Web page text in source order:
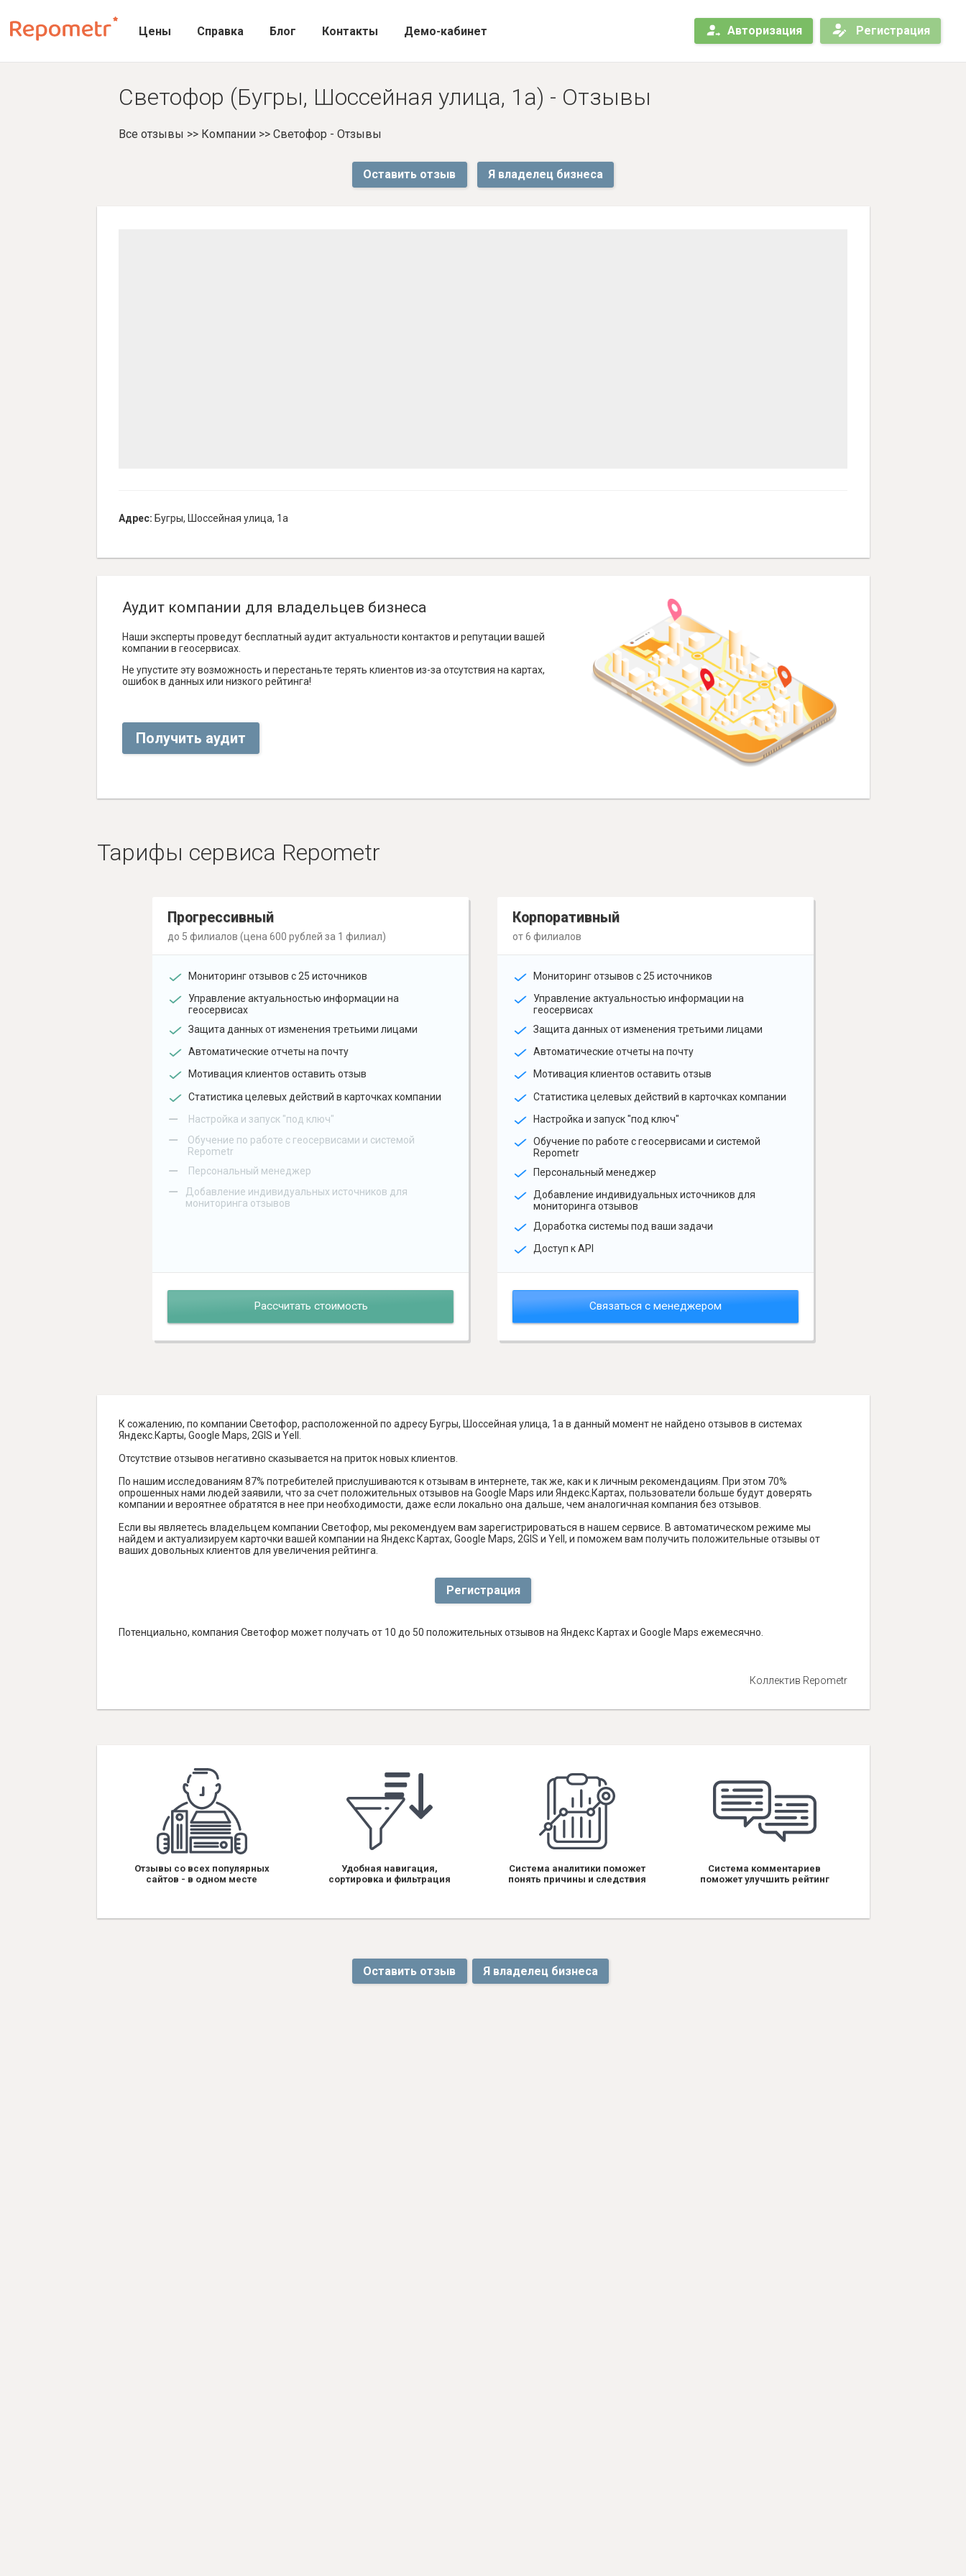
Цены Справка Блог Контакты Демо-кабинет Авторизация Регистрация
Светофор (Бугры, Шоссейная улица, 1а) - Отзывы
Все отзывы >> Компании>> Светофор - Отзывы
Оставить отзыв Я владелец бизнеса
Адрес: Бугры, Шоссейная улица, 1а
Аудит компании для владельцев бизнеса
Наши эксперты проведут бесплатный аудит актуальности контактов и репутации вашей
компании в геосервисах.
Не упустите эту возможность и перестаньте терять клиентов из-за отсутствия на картах,
ошибок в данных или низкого рейтинга!
Получить аудит
Тарифы сервиса Repometr
Прогрессивный
до 5 филиалов (цена 600 рублей за 1 филиал)
Мониторинг отзывов с 25 источников
Управление актуальностью информации на
геосервисах
Защита данных от изменения третьими лицами
Автоматические отчеты на почту
Мотивация клиентов оставить отзыв
Статистика целевых действий в карточках компании
– Настройка и запуск "под ключ"
–
Обучение по работе с геосервисами и системой
Repometr
– Персональный менеджер
–
Добавление индивидуальных источников для
мониторинга отзывов
Рассчитать стоимость
Корпоративный
от 6 филиалов
Мониторинг отзывов с 25 источников
Управление актуальностью информации на
геосервисах
Защита данных от изменения третьими лицами
Автоматические отчеты на почту
Мотивация клиентов оставить отзыв
Статистика целевых действий в карточках компании
Настройка и запуск "под ключ"
Обучение по работе с геосервисами и системой
Repometr
Персональный менеджер
Добавление индивидуальных источников для
мониторинга отзывов
Доработка системы под ваши задачи
Доступ к API
Связаться с менеджером
К сожалению, по компании Светофор, расположенной по адресу Бугры, Шоссейная улица, 1а в данный момент не найдено отзывов в системах
Яндекс.Карты, Google Maps, 2GIS и Yell.
Отсутствие отзывов негативно сказывается на приток новых клиентов.
По нашим исследованиям 87% потребителей прислушиваются к отзывам в интернете, так же, как и к личным рекомендациям. При этом 70%
опрошенных нами людей заявили, что за счет положительных отзывов на Google Maps или Яндекс.Картах, пользователи больше будут доверять
компании и вероятнее обратятся в нее при необходимости, даже если локально она дальше, чем аналогичная компания без отзывов.
Если вы являетесь владельцем компании Светофор, мы рекомендуем вам зарегистрироваться в нашем сервисе. В автоматическом режиме мы
найдем и актуализируем карточки вашей компании на Яндекс Картах, Google Maps, 2GIS и Yell, и поможем вам получить положительные отзывы от
ваших довольных клиентов для увеличения рейтинга.
Регистрация
Потенциально, компания Светофор может получать от 10 до 50 положительных отзывов на Яндекс Картах и Google Maps ежемесячно.
Коллектив Repometr
Отзывы со всех популярных
сайтов - в одном месте
Удобная навигация,
сортировка и фильтрация
Система аналитики поможет
понять причины и следствия
Система комментариев
поможет улучшить рейтинг
Оставить отзыв Я владелец бизнеса